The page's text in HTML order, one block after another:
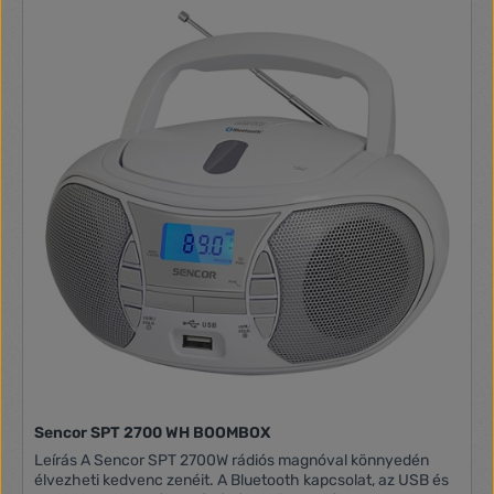
fel kedvenc zenénket, hiszen a készülék erre is alkalmas.
Használhatjuk hálózati áramforrásról, de működik elemről is
(nem tartozék), így magunkkal tudjuk vinni akár egy
kirándulás alkalmával is. Ha magnókazetta, akkor a Trevi
RR501 készüléke a tökéletes választásunk! MP3 lejátszás
Bluetooth zeneátvitel USB csatlakozó és SD kártya olvasó
Kazetta lejátszás és felvétel Automatikus ALC stop AM/FM
rádió Kihúzható FM rádió antenna Tápellátás 230V / 50 Hz
vagy 4db elem (góliát,D,UM1) Méretek: 317 x 114 x 89 mm
Kék szín USB penddrive nem tartozék.
Sencor SPT 2700 WH BOOMBOX
Leírás A Sencor SPT 2700W rádiós magnóval könnyedén
élvezheti kedvenc zenéit. A Bluetooth kapcsolat, az USB és